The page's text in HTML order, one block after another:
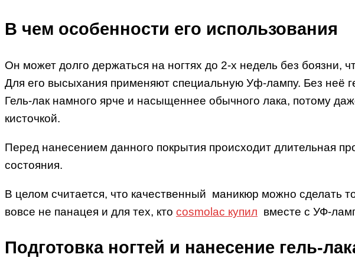
В чем особенности его использования
Он может долго держаться на ногтях до 2-х недель без боязни,
Для его высыхания применяют специальную Уф-лампу. Без неё
Гель-лак намного ярче и насыщеннее обычного лака, потому
кисточкой.
Перед нанесением данного покрытия происходит длительная
состояния.
В целом считается, что качественный маникюр можно сделать
вовсе не панацея и для тех, кто cosmolac купил вместе с УФ-
Подготовка ногтей и нанесение гель-